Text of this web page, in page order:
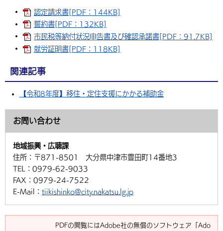
認定請求書[PDF：144KB]
誓約書[PDF：132KB]
市民税等納付状況申告書及び確認承諾書[PDF：91.7KB]
就労証明書[PDF：118KB]
関連記事
【令和8年度】移住・定住支援にかかる補助金
お問い合わせ
地域振興・広聴課
住所： 〒871-8501 大分県中津市豊田町14番地3
TEL： 0979-62-9033
FAX： 0979-24-7522
E-Mail： tiikishinko@city.nakatsu.lg.jp
PDFの閲覧にはAdobe社の無償のソフトウェア「Ado